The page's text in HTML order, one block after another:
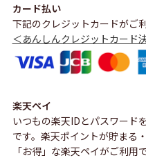
カード払い
下記のクレジットカードがご
＜あんしんクレジットカード
楽天ペイ
いつもの楽天IDとパスワード
です。楽天ポイントが貯まる
「お得」な楽天ペイがご利用